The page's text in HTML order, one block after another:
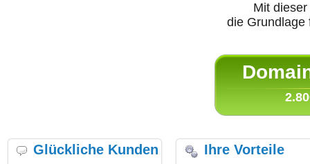
Mit
die
Glückliche Kunden Ihre Vorteile